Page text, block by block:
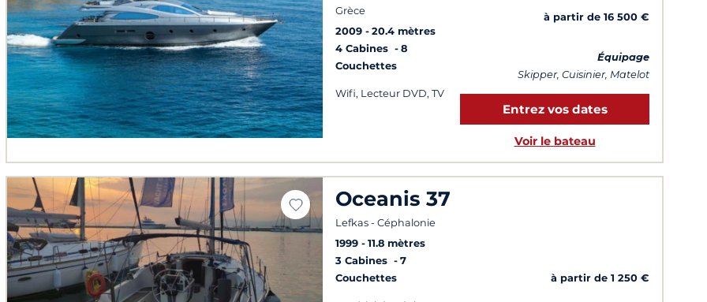
Grèce
2009
20.4 mètres
4 Cabines
8
Couchettes
Wifi, Lecteur DVD, TV
à partir de 16 500 €
Équipage
Skipper, Cuisinier, Matelot
Entrez vos dates
Voir le bateau
Oceanis 37
Lefkas - Céphalonie
1999
11.8 mètres
3 Cabines
7
Couchettes
à partir de 1 250 €